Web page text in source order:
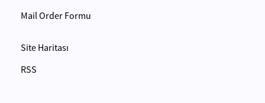
Mail Order Formu
Site Haritası
RSS